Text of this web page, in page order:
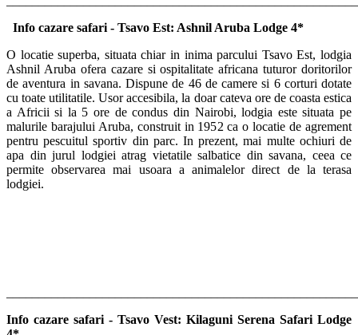
Info cazare safari - Tsavo Est: Ashnil Aruba Lodge 4*
O locatie superba, situata chiar in inima parcului Tsavo Est, lodgia
Ashnil Aruba ofera cazare si ospitalitate africana tuturor doritorilor
de aventura in savana. Dispune de 46 de camere si 6 corturi dotate
cu toate utilitatile. Usor accesibila, la doar cateva ore de coasta estica
a Africii si la 5 ore de condus din Nairobi, lodgia este situata pe
malurile barajului Aruba, construit in 1952 ca o locatie de agrement
pentru pescuitul sportiv din parc. In prezent, mai multe ochiuri de
apa din jurul lodgiei atrag vietatile salbatice din savana, ceea ce
permite observarea mai usoara a animalelor direct de la terasa
lodgiei.
Info cazare safari - Tsavo Vest: Kilaguni Serena Safari Lodge